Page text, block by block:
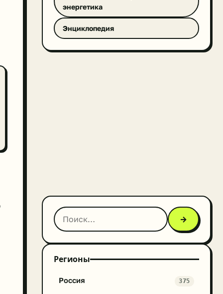
энергетика
Энциклопедия
→
Регионы
Россия 375